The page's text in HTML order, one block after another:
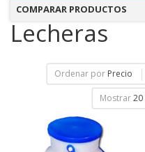
COMPARAR PRODUCTOS
Lecheras
Ordenar por Precio
Mostrar 20